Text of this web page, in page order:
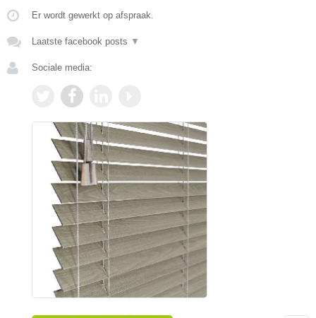
Er wordt gewerkt op afspraak.
Laatste facebook posts ▼
Sociale media: